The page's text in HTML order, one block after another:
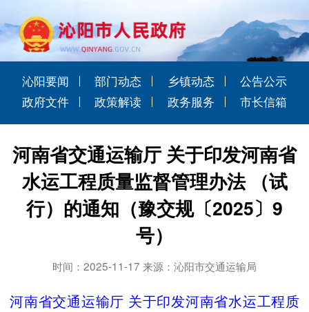
沁阳要闻 部门动态 乡镇动态
公告公示
政府文件
政策解读 政务服务 市长信箱
河南省交通运输厅 关于印发河南省
水运工程质量监督管理办法 （试
行）的通知（豫交规〔2025〕9
号）
时间：2025-11-17 来源：沁阳市交通运输局
河南省交通运输厅 关于印发河南省水运工程质